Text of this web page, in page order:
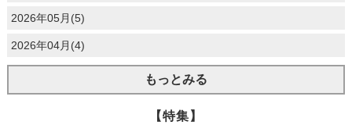
2026年05月(5)
2026年04月(4)
もっとみる
【特集】